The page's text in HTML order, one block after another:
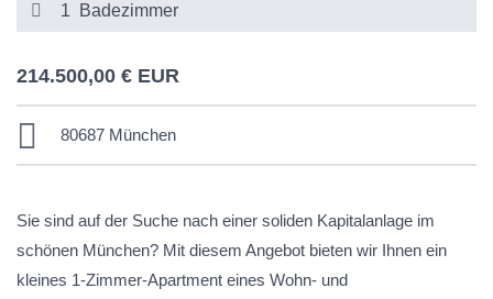
1 Badezimmer
214.500,00 € EUR
80687 München
Sie sind auf der Suche nach einer soliden Kapitalanlage im
schönen München? Mit diesem Angebot bieten wir Ihnen ein
kleines 1-Zimmer-Apartment eines Wohn- und